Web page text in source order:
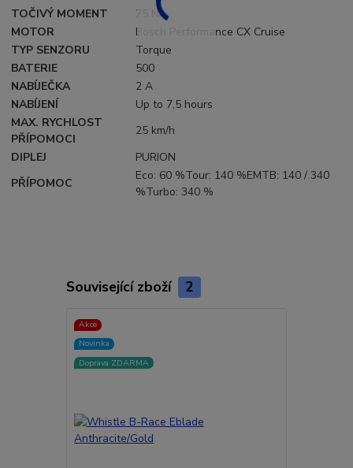
TOČIVÝ MOMENT
75 Nm
MOTOR
Bosch Performance CX Cruise
TYP SENZORU
Torque
BATERIE
500
NABÍJEČKA
2 A
NABÍJENÍ
Up to 7,5 hours
MAX. RYCHLOST
PŘÍPOMOCI
25 km/h
DIPLEJ
PURION
PŘÍPOMOC
Eco: 60 %Tour: 140 %EMTB: 140 / 340
%Turbo: 340 %
Související zboží 2
Akce
Novinka
Doprava ZDARMA